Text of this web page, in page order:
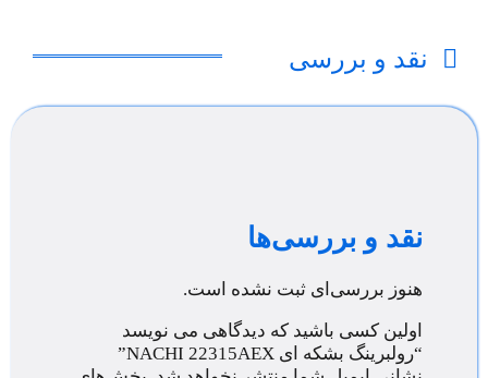
نقد و بررسی
نقد و بررسی‌ها
هنوز بررسی‌ای ثبت نشده است.
اولین کسی باشید که دیدگاهی می نویسد
“رولبرینگ بشکه ای NACHI 22315AEX”